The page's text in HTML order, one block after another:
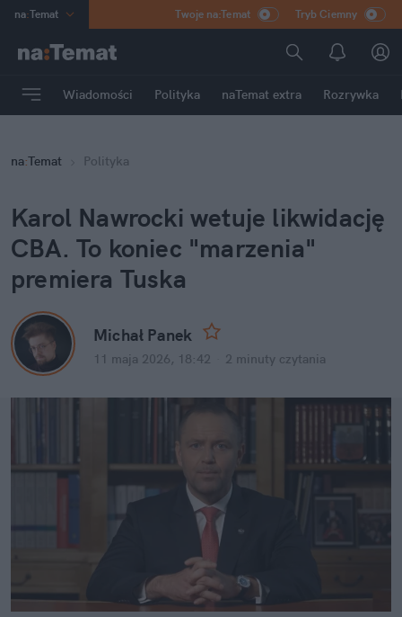
na:Temat
Poland
mama
Rozrywka
Twoje na:Temat Tryb Ciemny
Wiadomości Polityka naTemat extra Rozrywka
na:Temat Polityka
Karol Nawrocki wetuje likwidację
CBA. To koniec "marzenia"
premiera Tuska
Michał Panek
11 maja 2026, 18:42 2 minuty czytania